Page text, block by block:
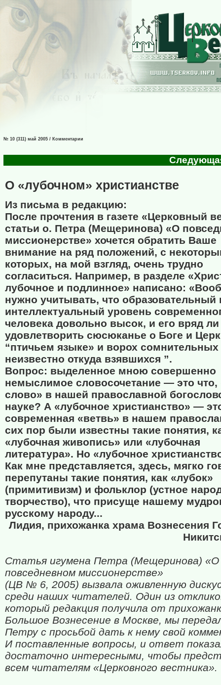
№ 10 (311) май 2005 / Комментарии
О «лубочном» христианстве
Из письма в редакцию:
После прочтения в газете «Церковный
статьи о. Петра (Мещеринова) «О
миссионерстве» хочется обратить Ваше
внимание на ряд положений, с
которых, на мой взгляд, очень трудно
согласиться. Например, в разделе
лубочное и подлинное» написано:
нужно учитывать, что образовательный
интеллектуальный уровень
человека довольно высок, и его вряд
удовлетворить сюсюканье о Боге и
“птичьем языке» и ворох сомнительных
неизвестно откуда взявшихся ”.
Вопрос: выделенное мною совершенно
немыслимое словосочетание — это что,
слово» в нашей православной
науке? А «лубочное христианство» —
современная «ветвь» в нашем
сих пор были известны такие понятия,
«лубочная живопись» или «лубочная
литература». Но «лубочное
Как мне представляется, здесь, мягко
перепутаны такие понятия, как «лубок»
(примитивизм) и фольклор (устное
творчество), что присуще нашему
русскому народу...
Лидия, прихожанка храма Вознесения
Статья игумена Петра (Мещеринова) «О
повседневном миссионерстве»
(ЦВ № 6, 2005) вызвала оживленную
среди наших читателей. Один из
который редакция получила от
Большое Вознесение в Москве, мы
Петру с просьбой дать к нему свой
И поставленные вопросы, и ответ
достаточно интересными, чтобы
всем читателям «Церковного вестника».